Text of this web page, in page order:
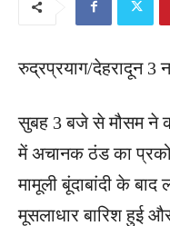
रुद्रप्रयाग/देहरादून 3
सुबह 3 बजे से मौसम ने
में अचानक ठंड का
मामूली बूंदाबांदी के
मूसलाधार बारिश हुई